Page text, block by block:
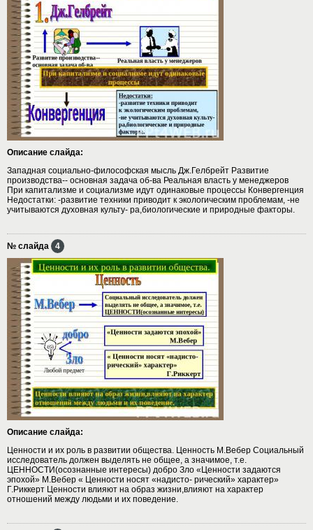
Описание слайда:
Западная социально-философская мысль Дж.Гелбрейт Развитие
производства-- основная задача об-ва Реальная власть у менеджеров
При капитализме и социализме идут одинаковые процессы Конвергенция
Недостатки: -развитие техники приводит к экологическим проблемам, -не
учитываются духовная культу- ра,биологические и природные факторы.
№ слайда 4
Описание слайда:
Ценности и их роль в развитии общества. Ценность М.Вебер Социальный
исследователь должен выделять не общее, а значимое, т.е.
ЦЕННОСТИ(осознанные интересы) добро Зло «Ценности задаются
эпохой» М.Вебер « Ценности носят «надисто- рический» характер»
Г.Риккерт Ценности влияют на образ жизни,влияют на характер
отношений между людьми и их поведение.